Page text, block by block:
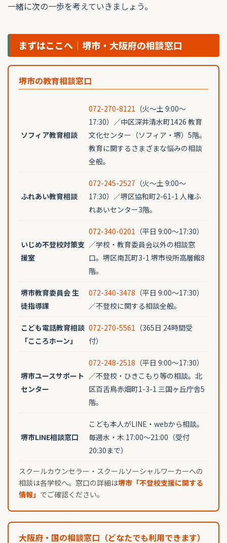
一緒に次の一歩を考えていきましょう。
まずはここへ｜堺市・大阪府の相談窓口
堺市の教育相談窓口
ソフィア教育相談
072-270-8121 （火〜土 9:00〜
17:30）／中区深井清水町1426 教育
文化センター（ソフィア・堺）5階。
教育に関するさまざまな悩みの相談
全般。
ふれあい教育相談
072-245-2527 （火〜土 9:00〜
17:30）／堺区協和町2-61-1 人権ふ
れあいセンター3階。
いじめ不登校対策支
援室
072-340-0201 （平日 9:00〜17:30）
／学校・教育委員会以外の相談窓
口。堺区南瓦町3-1 堺市役所高層館8
階。
堺市教育委員会 生
徒指導課
072-340-3478 （平日 9:00〜17:30）
／不登校に関する相談全般。
こども電話教育相談
「こころホーン」
072-270-5561 （365日 24時間受
付）
堺市ユースサポート
センター
072-248-2518 （平日 9:00〜17:30）
／不登校・ひきこもり等の相談。北
区百舌鳥赤畑町1-3-1 三国ヶ丘庁舎5
階。
堺市LINE相談窓口
こども本人がLINE・webから相談。
毎週水・木 17:00〜21:00（受付
20:30まで）
スクールカウンセラー・スクールソーシャルワーカーへの
相談は各学校へ。窓口の詳細は堺市「不登校支援に関する
情報」 でご確認ください。
大阪府・国の相談窓口（どなたでも利用できます）